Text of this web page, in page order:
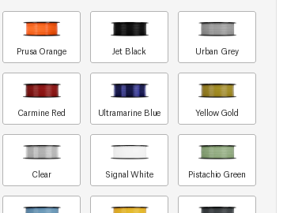
Prusa Orange Jet Black Urban Grey
Carmine Red Ultramarine Blue Yellow Gold
Clear Signal White Pistachio Green